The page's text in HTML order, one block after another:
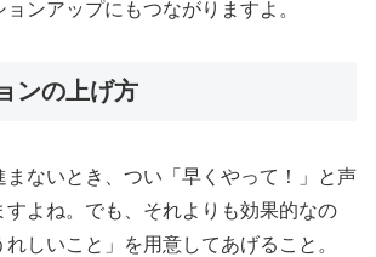
ョンアップにもつながりますよ。
ンの上げ方
まないとき、つい「早くやって！」と声
すよね。でも、それよりも効果的なの
しいこと」を用意してあげること。